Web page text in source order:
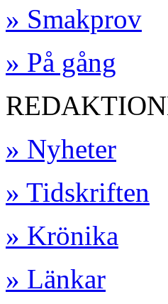
» Smakprov
» På gång
» Nyheter
» Tidskriften
» Krönika
» Länkar